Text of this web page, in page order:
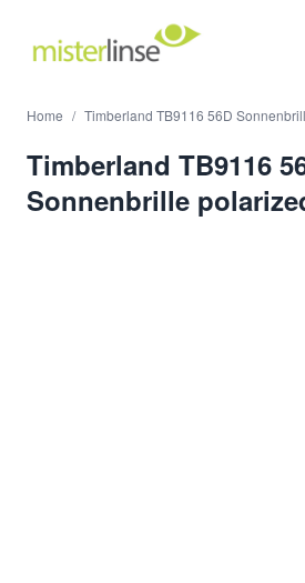
Home / Timberland TB9116 56D
Timberland TB9116
Sonnenbrille